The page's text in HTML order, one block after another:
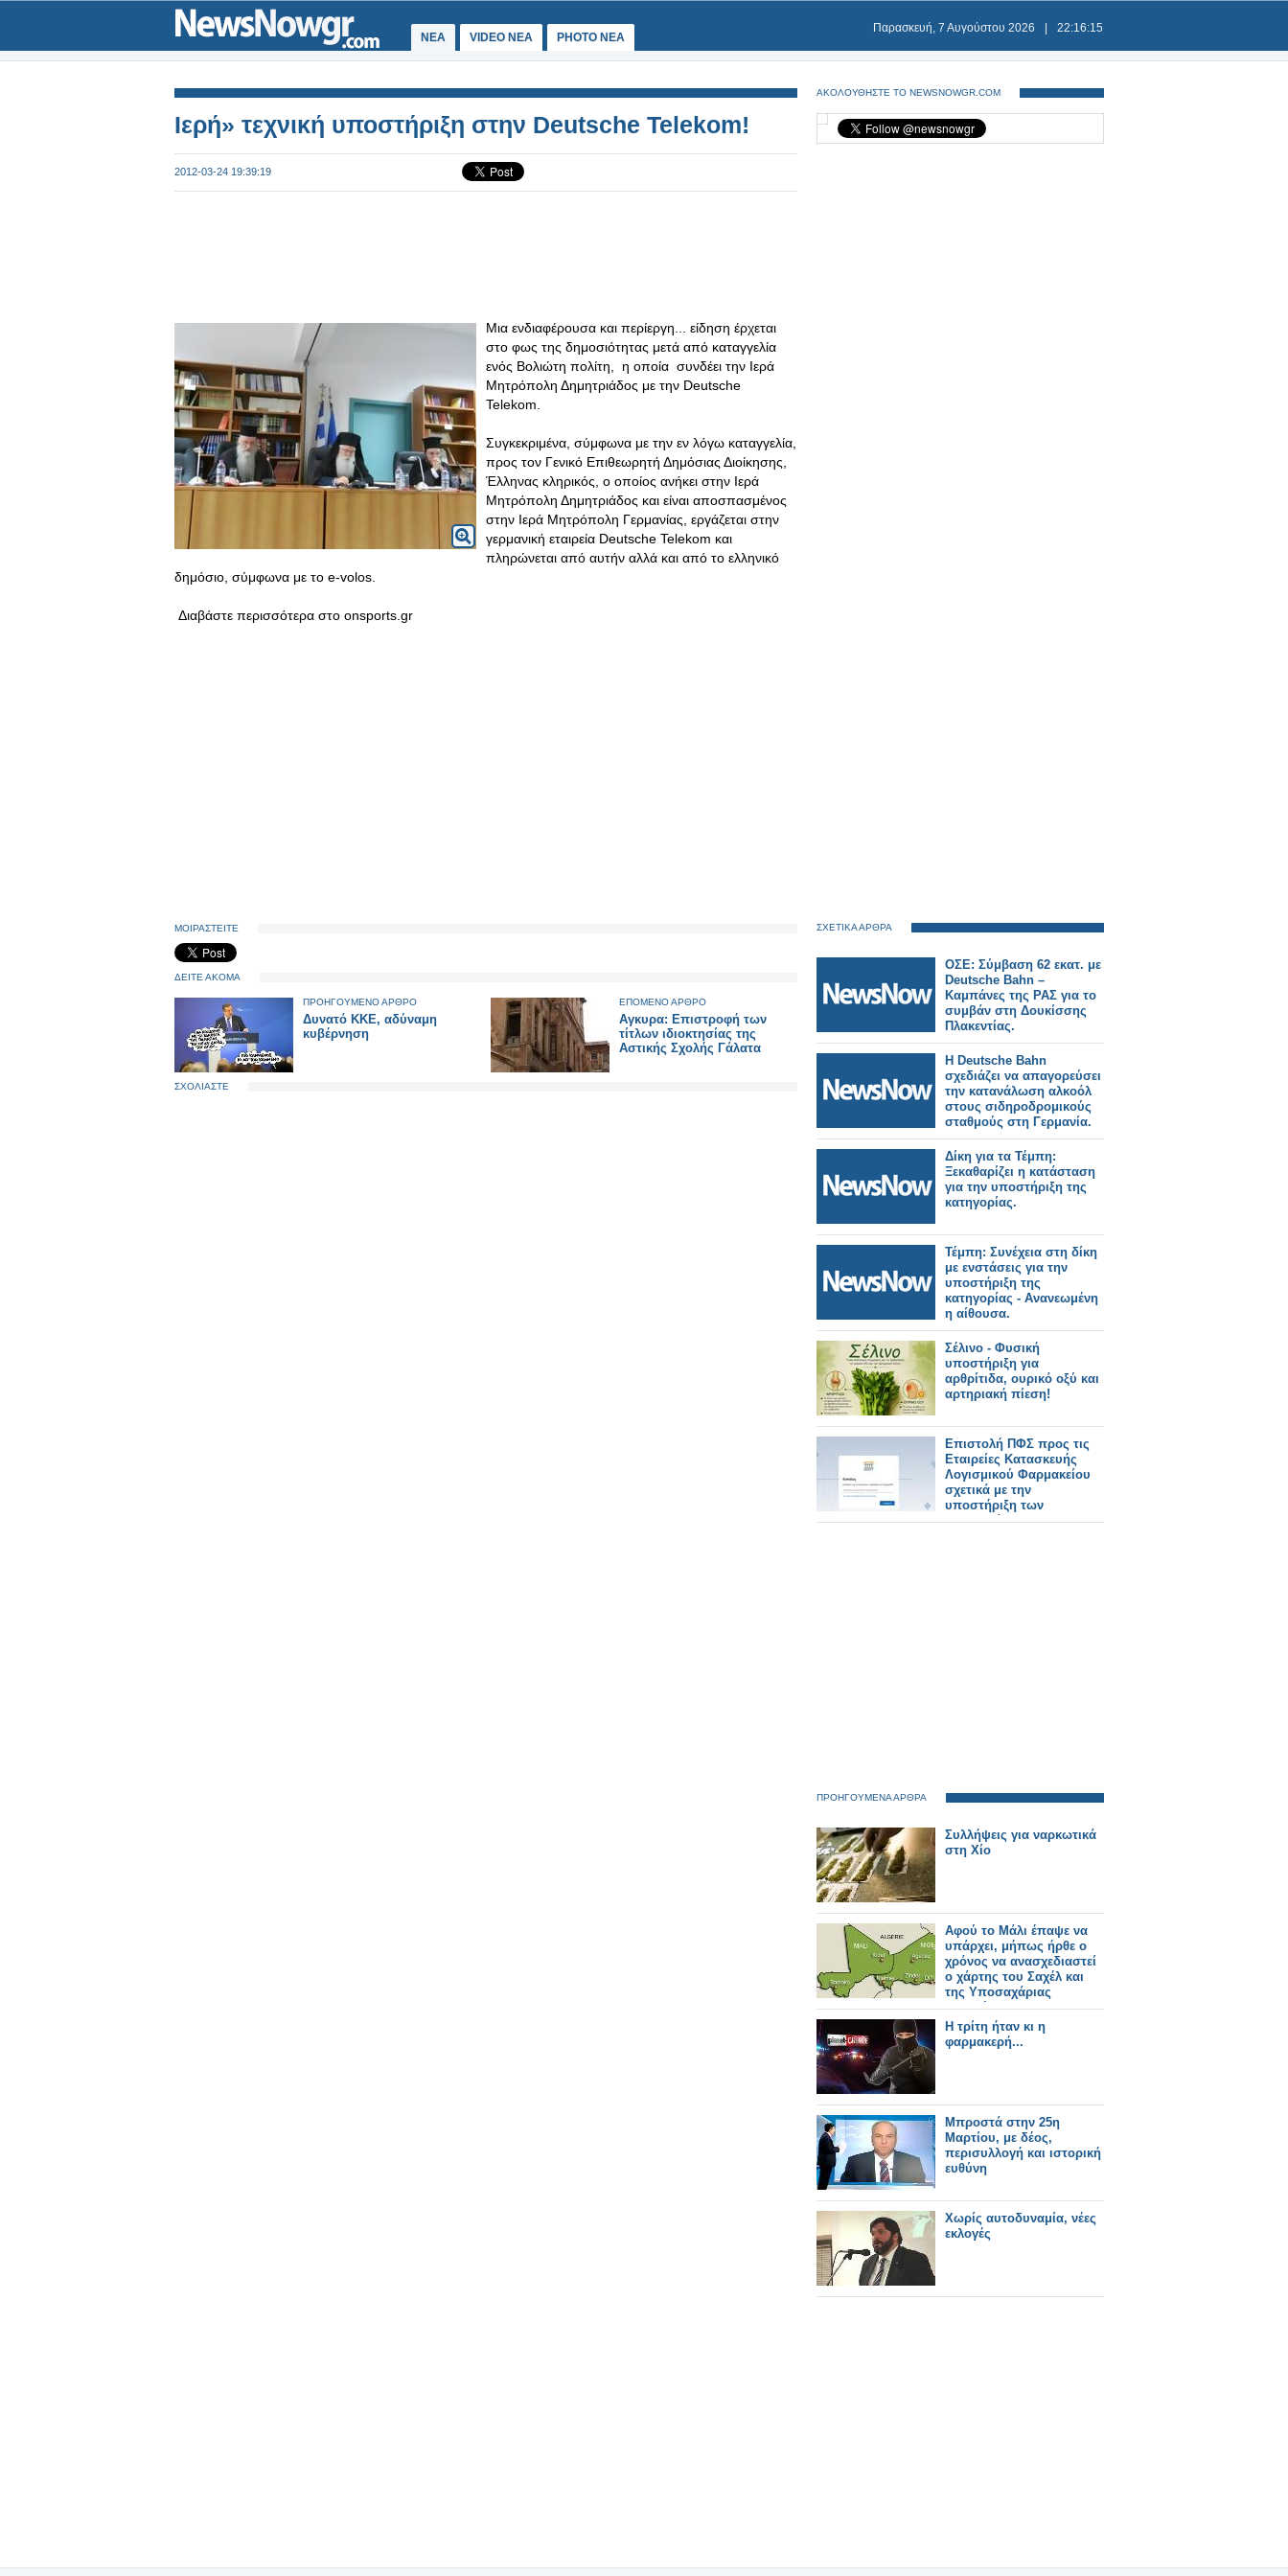
ΝΕΑ VIDEO NEA PHOTO NEA
Παρασκευή, 7 Αυγούστου 2026 22:16:15
Ιερή» τεχνική υποστήριξη στην Deutsche Telekom!
2012-03-24 19:39:19
Μια ενδιαφέρουσα και περίεργη... είδηση έρχεται
στο φως της δημοσιότητας μετά από καταγγελία
ενός Βολιώτη πολίτη, η οποία συνδέει την Ιερά
Μητρόπολη Δημητριάδος με την Deutsche
Telekom.
Συγκεκριμένα, σύμφωνα με την εν λόγω καταγγελία,
προς τον Γενικό Επιθεωρητή Δημόσιας Διοίκησης,
Έλληνας κληρικός, ο οποίος ανήκει στην Ιερά
Μητρόπολη Δημητριάδος και είναι αποσπασμένος
στην Ιερά Μητρόπολη Γερμανίας, εργάζεται στην
γερμανική εταιρεία Deutsche Telekom και
πληρώνεται από αυτήν αλλά και από το ελληνικό
δημόσιο, σύμφωνα με το e-volos.
Διαβάστε περισσότερα στο onsports.gr
ΜΟΙΡΑΣΤΕΙΤΕ
ΔΕΙΤΕ ΑΚΟΜΑ
ΠΡΟΗΓΟΥΜΕΝΟ ΑΡΘΡΟ
Δυνατό ΚΚΕ, αδύναμη
κυβέρνηση
ΕΠΟΜΕΝΟ ΑΡΘΡΟ
Αγκυρα: Επιστροφή των
τίτλων ιδιοκτησίας της
Αστικής Σχολής Γάλατα
ΣΧΟΛΙΑΣΤΕ
ΑΚΟΛΟΥΘΗΣΤΕ ΤΟ NEWSNOWGR.COM
ΣΧΕΤΙΚΑ ΑΡΘΡΑ
ΟΣΕ: Σύμβαση 62 εκατ. με
Deutsche Bahn –
Καμπάνες της ΡΑΣ για το
συμβάν στη Δουκίσσης
Πλακεντίας.
Η Deutsche Bahn
σχεδιάζει να απαγορεύσει
την κατανάλωση αλκοόλ
στους σιδηροδρομικούς
σταθμούς στη Γερμανία.
Δίκη για τα Τέμπη:
Ξεκαθαρίζει η κατάσταση
για την υποστήριξη της
κατηγορίας.
Τέμπη: Συνέχεια στη δίκη
με ενστάσεις για την
υποστήριξη της
κατηγορίας - Ανανεωμένη
η αίθουσα.
Σέλινο - Φυσική
υποστήριξη για
αρθρίτιδα, ουρικό οξύ και
αρτηριακή πίεση!
Επιστολή ΠΦΣ προς τις
Εταιρείες Κατασκευής
Λογισμικού Φαρμακείου
σχετικά με την
υποστήριξη των
φαρμακείων για την
ΠΡΟΗΓΟΥΜΕΝΑ ΑΡΘΡΑ
Συλλήψεις για ναρκωτικά
στη Χίο
Αφού το Μάλι έπαψε να
υπάρχει, μήπως ήρθε ο
χρόνος να ανασχεδιαστεί
ο χάρτης του Σαχέλ και
της Υποσαχάριας
Αφρικής;
Η τρίτη ήταν κι η
φαρμακερή...
Μπροστά στην 25η
Μαρτίου, με δέος,
περισυλλογή και ιστορική
ευθύνη
Χωρίς αυτοδυναμία, νέες
εκλογές